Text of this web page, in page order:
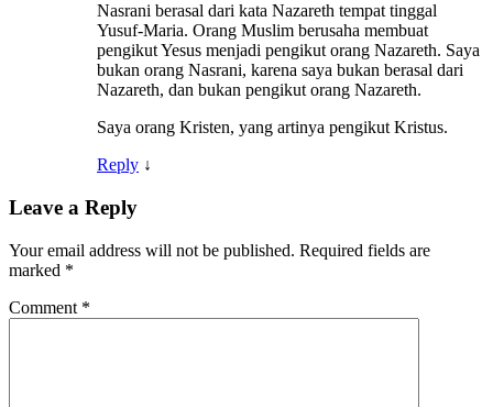
Nasrani berasal dari kata Nazareth tempat tinggal
Yusuf-Maria. Orang Muslim berusaha membuat
pengikut Yesus menjadi pengikut orang Nazareth. Saya
bukan orang Nasrani, karena saya bukan berasal dari
Nazareth, dan bukan pengikut orang Nazareth.
Saya orang Kristen, yang artinya pengikut Kristus.
Reply ↓
Leave a Reply
Your email address will not be published. Required fields are
marked *
Comment *